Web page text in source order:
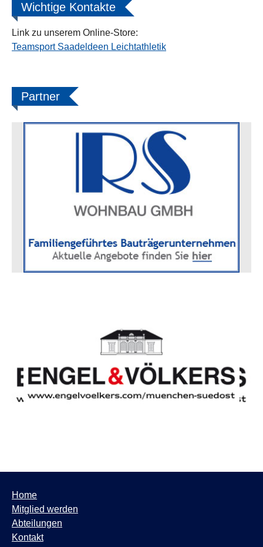
Wichtige Kontakte
Link zu unserem Online-Store:
Teamsport Saadeldeen Leichtathletik
Partner
Home
Mitglied werden
Abteilungen
Kontakt